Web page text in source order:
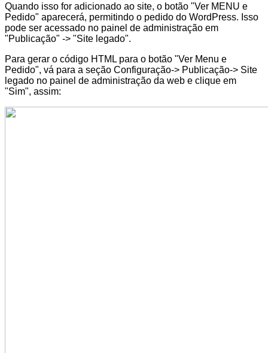
Quando isso for adicionado ao site, o botão "Ver MENU e
Pedido" aparecerá, permitindo o pedido do WordPress. Isso
pode ser acessado no painel de administração em
"Publicação" -> "Site legado".
Para gerar o código HTML para o botão "Ver Menu e
Pedido", vá para a seção Configuração-> Publicação-> Site
legado no painel de administração da web e clique em
"Sim", assim: